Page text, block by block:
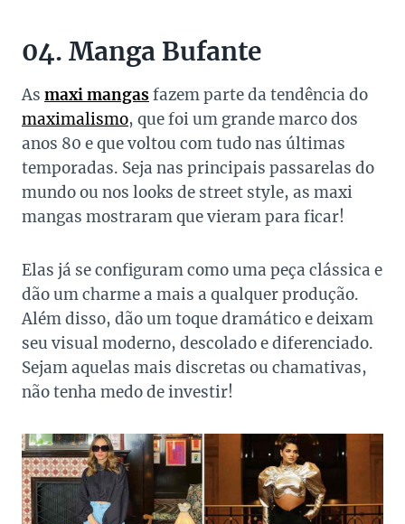
04. Manga Bufante
As maxi mangasfazem parte da tendência do
maximalismo, que foi um grande marco dos
anos 80 e que voltou com tudo nas últimas
temporadas. Seja nas principais passarelas do
mundo ou nos looks de street style, as maxi
mangas mostraram que vieram para ficar!
Elas já se configuram como uma peça clássica e
dão um charme a mais a qualquer produção.
Além disso, dão um toque dramático e deixam
seu visual moderno, descolado e diferenciado.
Sejam aquelas mais discretas ou chamativas,
não tenha medo de investir!